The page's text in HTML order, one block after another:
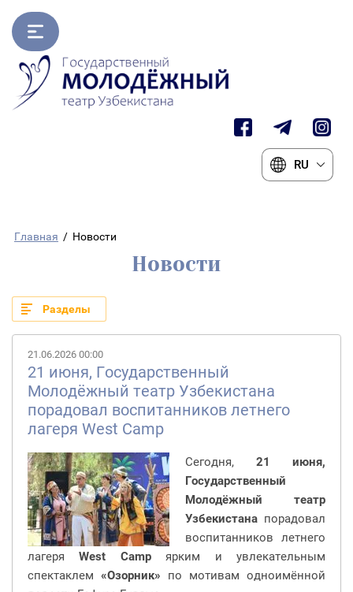
RU
Главная / Новости
Новости
Разделы
21.06.2026 00:00
21 июня, Государственный
Молодёжный театр Узбекистана
порадовал воспитанников летнего
лагеря West Camp
Сегодня, 21 июня,
Государственный
Молодёжный театр
Узбекистанапорадовал
воспитанников летнего
лагеряWest Campярким и увлекательным
спектаклем «Озорник» по мотивам одноимённой